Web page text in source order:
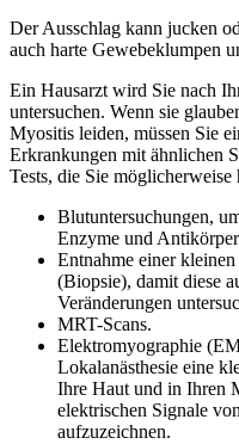
Der Ausschlag kann jucken
auch harte Gewebeklumpen
Ein Hausarzt wird Sie nach
untersuchen. Wenn sie
Myositis leiden, müssen Sie
Erkrankungen mit ähnlichen
Tests, die Sie möglicherweise
Blutuntersuchungen,
Enzyme und
Entnahme einer
(Biopsie), damit diese
Veränderungen
MRT-Scans.
Elektromyographie
Lokalanästhesie eine
Ihre Haut und in Ihren
elektrischen Signale
aufzuzeichnen.